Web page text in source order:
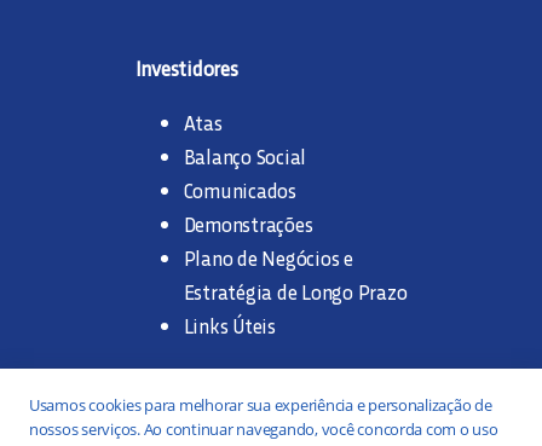
Investidores
Atas
Balanço Social
Comunicados
Demonstrações
Plano de Negócios e
Estratégia de Longo Prazo
Links Úteis
Trabalhe na SANASA
Usamos cookies para melhorar sua experiência e personalização de
nossos serviços. Ao continuar navegando, você concorda com o uso